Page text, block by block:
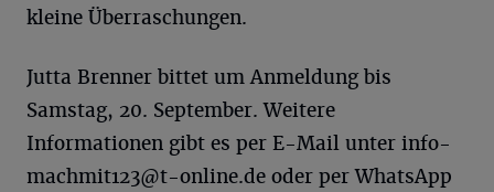
kleine Überraschungen.
Jutta Brenner bittet um Anmeldung bis
Samstag, 20. September. Weitere
Informationen gibt es per E-Mail unter info-
machmit123@t-online.de oder per WhatsApp